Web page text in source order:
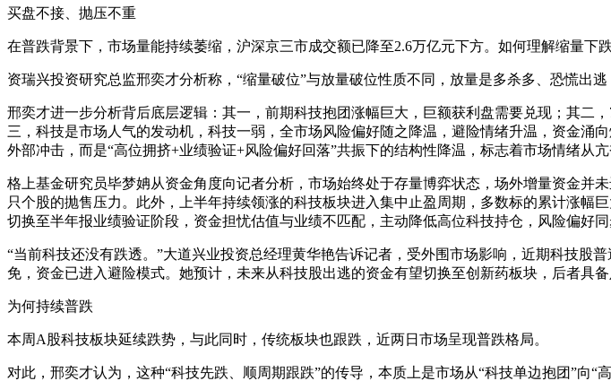
买盘不接、抛压不重
在普跌背景下，市场量能持续萎缩，沪深京三市成交额已降至2.6万亿元下方。如何理解缩量下
资瑞兴投资研究总监邢奕才分析称，“缩量破位”与放量破位性质不同，放量是多杀多、恐慌出
邢奕才进一步分析背后底层逻辑：其一，前期科技抱团涨幅巨大，巨额获利盘需要兑现；其二
三，科技是市场人气的发动机，科技一弱，全市场风险偏好随之降温，避险情绪升温，资金涌
外部冲击，而是“高位拥挤+业绩验证+风险偏好回落”共振下的结构性降温，标志着市场情绪从亢
格上基金研究员毕梦姌从资金角度向记者分析，市场始终处于存量博弈状态，场外增量资金
只个股的抛售压力。此外，上半年持续领涨的科技板块进入集中止盈周期，多数标的累计涨
切换至半年报业绩验证阶段，资金担忧估值与业绩不匹配，主动降低高位科技持仓，风险偏好
“当前科技还没有跌透。”大道兴业投资总经理黄华艳告诉记者，受外围市场影响，近期科技
免，资金已进入避险模式。她预计，未来从科技股出逃的资金有望切换至创新药板块，后者具
为何持续普跌
本周A股科技板块延续跌势，与此同时，传统板块也跟跌，近两日市场呈现普跌格局。
对此，邢奕才认为，这种“科技先跌、顺周期跟跌”的传导，本质上是市场从“科技单边抱团”向